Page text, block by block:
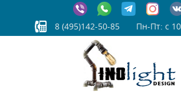
8 (495)142-50-85 Пн-Пт: с